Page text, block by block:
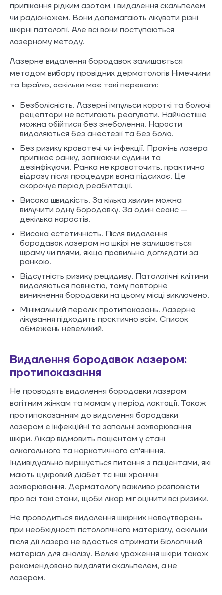
припікання рідким азотом, і видалення скальпелем
чи радіоножем. Вони допомагають лікувати різні
шкірні патології. Але всі вони поступаються
лазерному методу.
Лазерне видалення бородавок залишається
методом вибору провідних дерматологів Німеччини
та Ізраїлю, оскільки має такі переваги:
Безболісність. Лазерні імпульси короткі та болючі
рецептори не встигають реагувати. Найчастіше
можна обійтися без знеболення. Нарости
видаляються без анестезії та без болю.
Без ризику кровотечі чи інфекції. Промінь лазера
припікає ранку, запікаючи судини та
дезінфікуючи. Ранка не кровоточить, практично
відразу після процедури вона підсихає. Це
скорочує період реабілітації.
Висока швидкість. За кілька хвилин можна
вилучити одну бородавку. За один сеанс —
декілька наростів.
Висока естетичність. Після видалення
бородавок лазером на шкірі не залишається
шраму чи плями, якщо правильно доглядати за
ранкою.
Відсутність ризику рецидиву. Патологічні клітини
видаляються повністю, тому повторне
виникнення бородавки на цьому місці виключено.
Мінімальний перелік протипоказань. Лазерне
лікування підходить практично всім. Список
обмежень невеликий.
Видалення бородавок лазером:
протипоказання
Не проводять видалення бородавки лазером
вагітним жінкам та мамам у період лактації. Також
протипоказанням до видалення бородавки
лазером є інфекційні та запальні захворювання
шкіри. Лікар відмовить пацієнтам у стані
алкогольного та наркотичного сп'яніння.
Індивідуально вирішується питання з пацієнтами, які
мають цукровий діабет та інші хронічні
захворювання. Дерматологу важливо розповісти
про всі такі стани, щоби лікар міг оцінити всі ризики.
Не проводиться видалення шкірних новоутворень
при необхідності гістологічного матеріалу, оскільки
після дії лазера не вдасться отримати біологічний
матеріал для аналізу. Великі ураження шкіри також
рекомендовано видаляти скальпелем, а не
лазером.